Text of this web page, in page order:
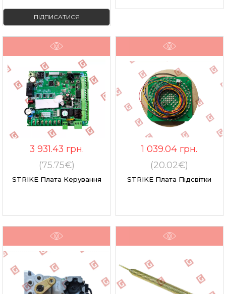
ПІДПИСАТИСЯ
3 931.43 грн.
(75.75€)
STRIKE Плата Керування
1 039.04 грн.
(20.02€)
STRIKE Плата Підсвітки